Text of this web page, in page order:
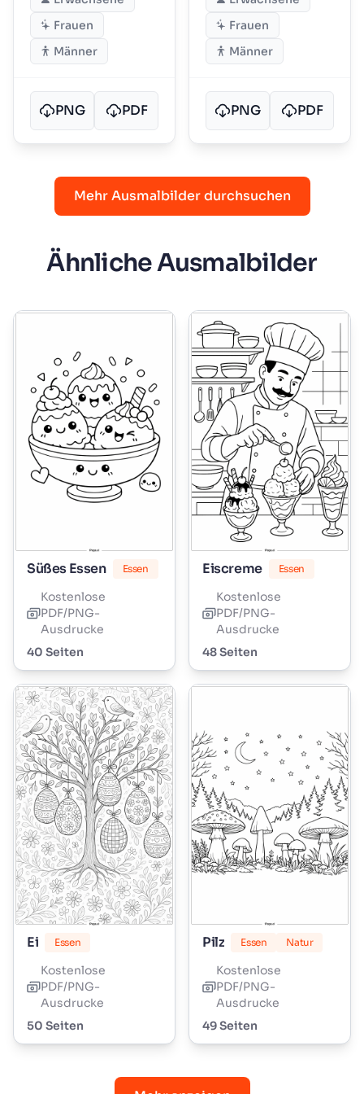
Frauen
Männer
PNG PDF
Frauen
Männer
PNG PDF
Mehr Ausmalbilder durchsuchen
Ähnliche Ausmalbilder
Süßes Essen Essen
Kostenlose
PDF/PNG-
Ausdrucke
40 Seiten
Eiscreme Essen
Kostenlose
PDF/PNG-
Ausdrucke
48 Seiten
Ei Essen
Kostenlose
PDF/PNG-
Ausdrucke
50 Seiten
Pilz Essen Natur
Kostenlose
PDF/PNG-
Ausdrucke
49 Seiten